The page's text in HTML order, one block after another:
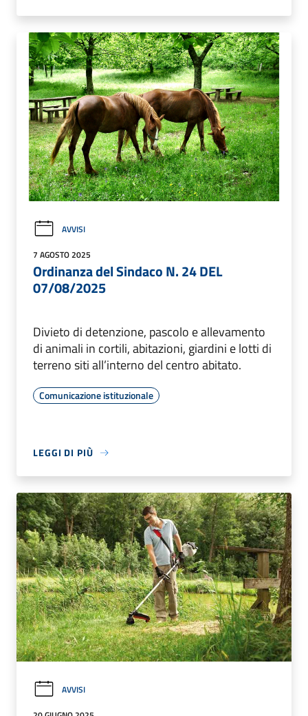
AVVISI
7 AGOSTO 2025
Ordinanza del Sindaco N. 24 DEL
07/08/2025
Divieto di detenzione, pascolo e allevamento
di animali in cortili, abitazioni, giardini e lotti di
terreno siti all’interno del centro abitato.
Comunicazione istituzionale
LEGGI DI PIÙ
AVVISI